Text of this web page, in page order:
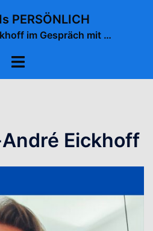
PERSÖNLICH
im Gespräch mit …
Menü
Eickhoff